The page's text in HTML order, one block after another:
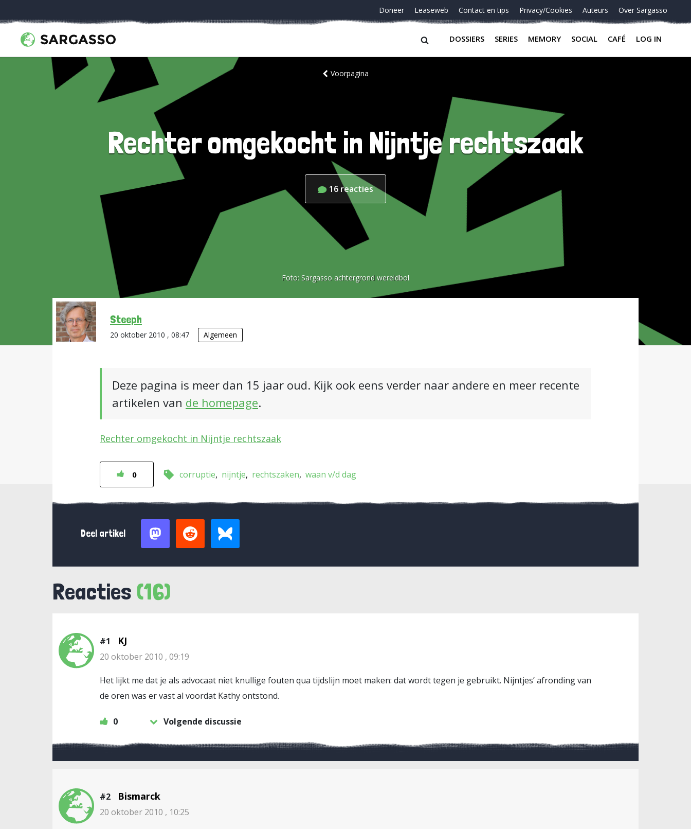
Doneer Leaseweb Contact en tips Privacy/Cookies Auteurs Over Sargasso
DOSSIERS SERIES MEMORY SOCIAL CAFÉ LOG IN
Voorpagina
Rechter omgekocht in Nijntje rechtszaak
16 reacties
Foto: Sargasso achtergrond wereldbol
Steeph
20 oktober 2010 , 08:47 Algemeen
Deze pagina is meer dan 15 jaar oud. Kijk ook eens verder naar andere en meer recente
artikelen van de homepage.
Rechter omgekocht in Nijntje rechtszaak
0 corruptie nijntje rechtszaken waan v/d dag
Deel artikel
Reacties (16)
#1 KJ
20 oktober 2010 , 09:19
Het lijkt me dat je als advocaat niet knullige fouten qua tijdslijn moet maken: dat wordt tegen je gebruikt. Nijntjes’ afronding van
de oren was er vast al voordat Kathy ontstond.
0 Volgende discussie
#2 Bismarck
20 oktober 2010 , 10:25